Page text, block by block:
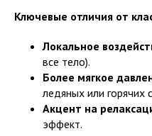
Ключевые отличия от
Локальное
все тело).
Более мягкое
ледяных или горячих
Акцент на
эффект.